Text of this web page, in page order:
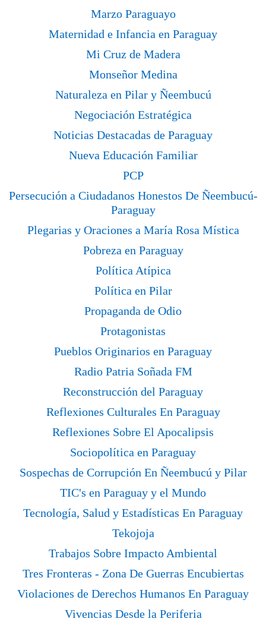
Marzo Paraguayo
Maternidad e Infancia en Paraguay
Mi Cruz de Madera
Monseñor Medina
Naturaleza en Pilar y Ñeembucú
Negociación Estratégica
Noticias Destacadas de Paraguay
Nueva Educación Familiar
PCP
Persecución a Ciudadanos Honestos De Ñeembucú-
Paraguay
Plegarias y Oraciones a María Rosa Mística
Pobreza en Paraguay
Política Atípica
Política en Pilar
Propaganda de Odio
Protagonistas
Pueblos Originarios en Paraguay
Radio Patria Soñada FM
Reconstrucción del Paraguay
Reflexiones Culturales En Paraguay
Reflexiones Sobre El Apocalipsis
Sociopolítica en Paraguay
Sospechas de Corrupción En Ñeembucú y Pilar
TIC's en Paraguay y el Mundo
Tecnología, Salud y Estadísticas En Paraguay
Tekojoja
Trabajos Sobre Impacto Ambiental
Tres Fronteras - Zona De Guerras Encubiertas
Violaciones de Derechos Humanos En Paraguay
Vivencias Desde la Periferia